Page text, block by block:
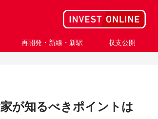
再開発・新線・新駅 収支公開
が知るべきポイントは